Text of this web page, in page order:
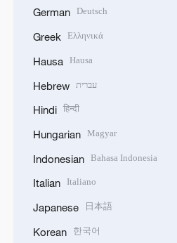
German Deutsch
Greek Ελληνικά
Hausa Hausa
Hebrew עברית
Hindi हिन्दी
Hungarian Magyar
Indonesian Bahasa Indonesia
Italian Italiano
Japanese 日本語
Korean 한국어